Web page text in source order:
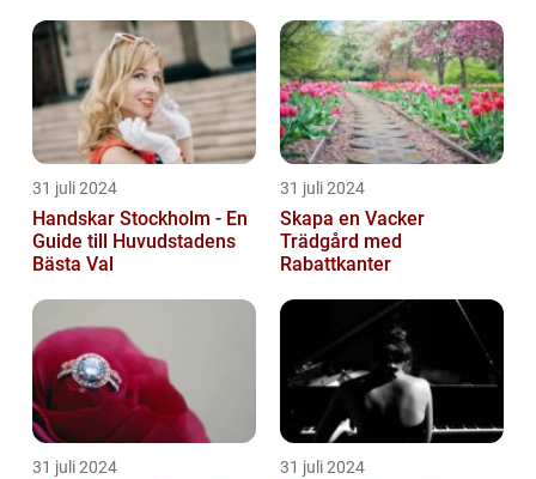
31 juli 2024
Handskar Stockholm - En
Guide till Huvudstadens
Bästa Val
31 juli 2024
Skapa en Vacker
Trädgård med
Rabattkanter
31 juli 2024 31 juli 2024